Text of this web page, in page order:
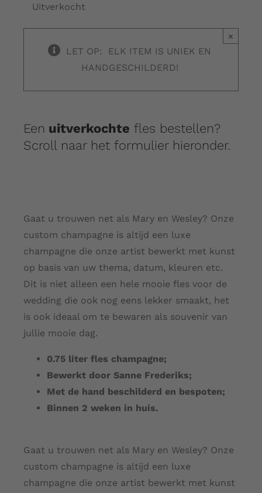
Uitverkocht
×
LET OP: ELK ITEM IS UNIEK EN
HANDGESCHILDERD!
Een uitverkochte fles bestellen?
Scroll naar het formulier hieronder.
Gaat u trouwen net als Mary en Wesley? Onze
custom champagne is altijd een luxe
champagne die onze artist bewerkt met kunst
op basis van uw thema, datum, kleuren etc.
Dit is niet alleen een hele mooie fles voor de
wedding die ook nog eens lekker smaakt, het
is ook ideaal om te bewaren als souvenir van
jullie mooie dag.
0.75 liter fles champagne;
Bewerkt door Sanne Frederiks;
Met de hand beschilderd en bespoten;
Binnen 2 weken in huis.
Gaat u trouwen net als Mary en Wesley? Onze
custom champagne is altijd een luxe
champagne die onze artist bewerkt met kunst